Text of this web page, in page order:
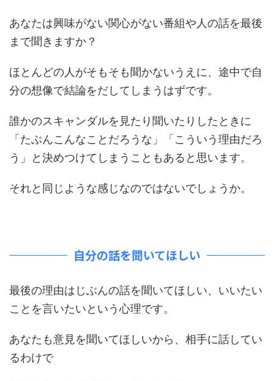
あなたは興味がない関心がない番組や人の話を最後
まで聞きますか？
ほとんどの人がそもそも聞かないうえに、途中で自
分の想像で結論をだしてしまうはずです。
誰かのスキャンダルを見たり聞いたりしたときに
「たぶんこんなことだろうな」「こういう理由だろ
う」と決めつけてしまうこともあると思います。
それと同じような感じなのではないでしょうか。
自分の話を聞いてほしい
最後の理由はじぶんの話を聞いてほしい、いいたい
ことを言いたいという心理です。
あなたも意見を聞いてほしいから、相手に話してい
るわけで